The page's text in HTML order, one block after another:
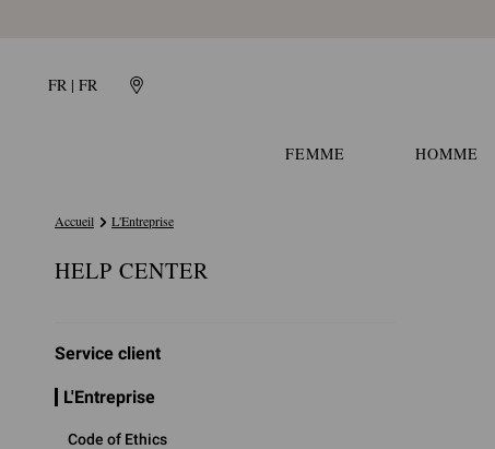
FR | FR
FEMME HOMME
Accueil L'Entreprise
HELP CENTER
Service client
L'Entreprise
Code of Ethics